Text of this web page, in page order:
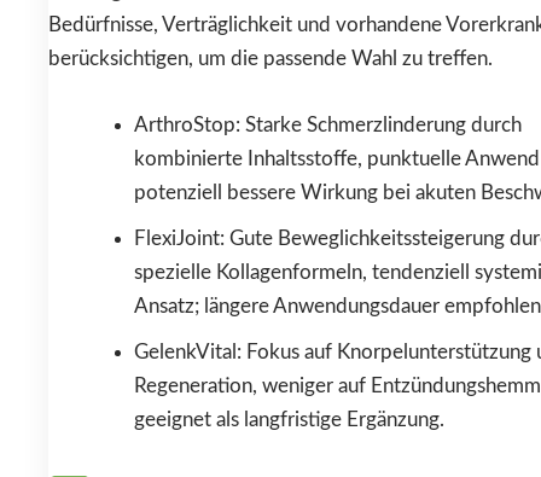
Bedürfnisse, Verträglichkeit und vorhandene
berücksichtigen, um die passende Wahl zu treffen.
ArthroStop: Starke Schmerzlinderung durch
kombinierte Inhaltsstoffe, punktuelle
potenziell bessere Wirkung bei akuten
FlexiJoint: Gute Beweglichkeitssteigerung
spezielle Kollagenformeln, tendenziell
Ansatz; längere Anwendungsdauer
GelenkVital: Fokus auf Knorpelunterstützung
Regeneration, weniger auf
geeignet als langfristige Ergänzung.